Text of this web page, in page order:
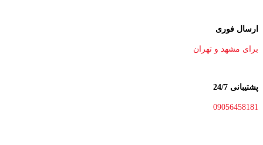
ارسال فوری
برای مشهد و تهران
پشتیبانی 24/7
09056458181